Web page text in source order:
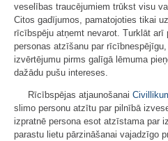
veselības traucējumiem trūkst visu
Citos gadījumos, pamatojoties tikai
rīcībspēju atņemt nevarot. Turklāt arī
personas atzīšanu par
izvērtējumu pirms galīgā lēmuma
dažādu pušu intereses.
Rīcībspējas atjaunošanai
slimo personu atzītu par pilnībā
izpratnē persona esot atzīstama par
parastu lietu pārzināšanai vajadzīgo